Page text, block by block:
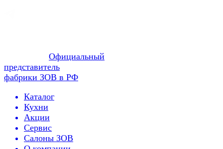
Официальный
представитель
фабрики ЗОВ в РФ
Каталог
Кухни
Акции
Сервис
Салоны ЗОВ